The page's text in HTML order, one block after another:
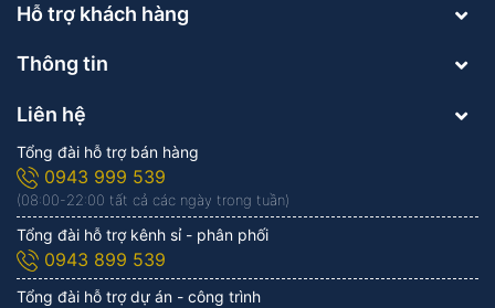
Hỗ trợ khách hàng
Thông tin
Liên hệ
Tổng đài hỗ trợ bán hàng
0943 999 539
(08:00-22:00 tất cả các ngày trong tuần)
Tổng đài hỗ trợ kênh sỉ - phân phối
0943 899 539
Tổng đài hỗ trợ dự án - công trình